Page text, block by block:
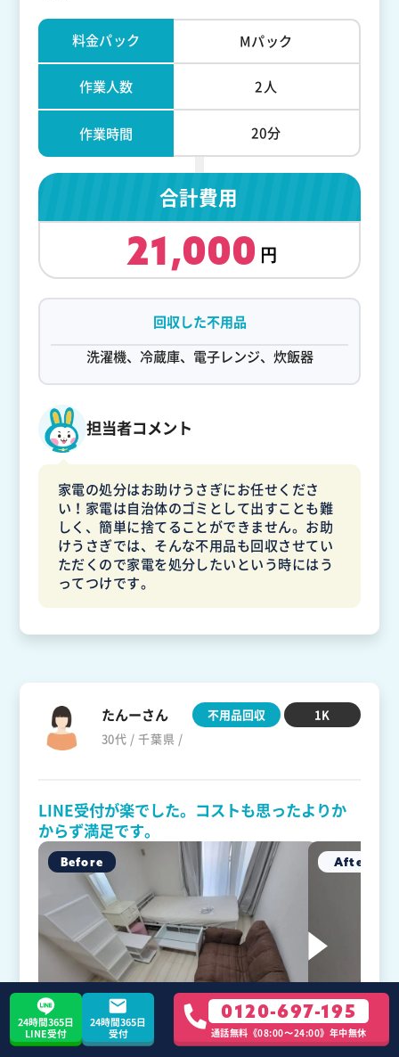
料金パック Mパック
作業人数 2人
作業時間 20分
合計費用
21,000
回収した不用品
洗濯機、冷蔵庫、電子レンジ、炊飯器
担当者コメント
家電の処分はお助けうさぎにお任せくださ
い！家電は自治体のゴミとして出すことも難
しく、簡単に捨てることができません。お助
けうさぎでは、そんな不用品も回収させてい
ただくので家電を処分したいという時にはう
ってつけです。
たんーさん
30代 / 千葉県 /
不用品回収 1K
LINE受付が楽でした。コストも思ったよりか
からず満足です。
24時間365日
LINE受付
24時間365日
受付
0120-697-195
通話無料《08:00〜24:00》年中無休